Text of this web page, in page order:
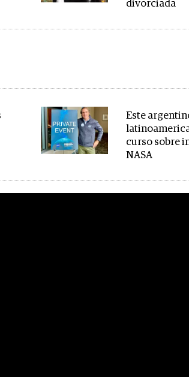
divorciada
Este
curso sobre
NASA